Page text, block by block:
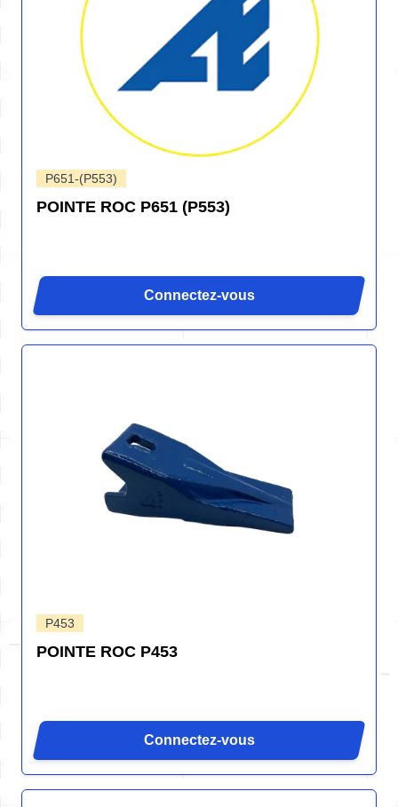
P651-(P553)
POINTE ROC P651 (P553)
Connectez-vous
P453
POINTE ROC P453
Connectez-vous